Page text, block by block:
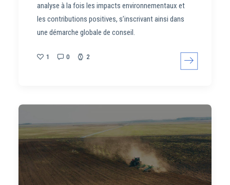
analyse à la fois les impacts environnementaux et
les contributions positives, s’inscrivant ainsi dans
une démarche globale de conseil.
1 0 2